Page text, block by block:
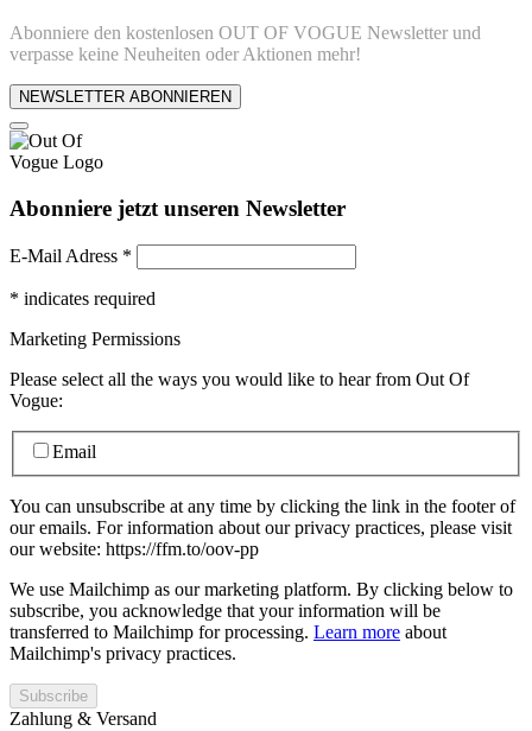
Abonniere den kostenlosen OUT OF VOGUE Newsletter und
verpasse keine Neuheiten oder Aktionen mehr!
NEWSLETTER ABONNIEREN
Abonniere jetzt unseren Newsletter
E-Mail Adress *
* indicates required
Marketing Permissions
Please select all the ways you would like to hear from Out Of
Vogue:
Email
You can unsubscribe at any time by clicking the link in the footer of
our emails. For information about our privacy practices, please visit
our website: https://ffm.to/oov-pp
We use Mailchimp as our marketing platform. By clicking below to
subscribe, you acknowledge that your information will be
transferred to Mailchimp for processing. Learn more about
Mailchimp's privacy practices.
Zahlung & Versand